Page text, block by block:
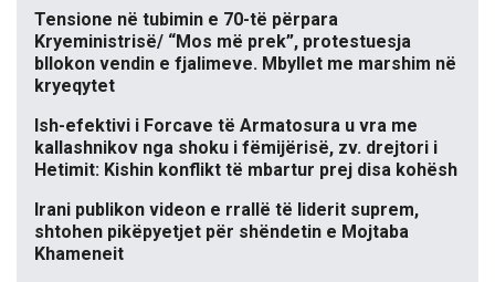
Tensione në tubimin e 70-të përpara
Kryeministrisë/ “Mos më prek”, protestuesja
bllokon vendin e fjalimeve. Mbyllet me marshim në
kryeqytet
Ish-efektivi i Forcave të Armatosura u vra me
kallashnikov nga shoku i fëmijërisë, zv. drejtori i
Hetimit: Kishin konflikt të mbartur prej disa kohësh
Irani publikon videon e rrallë të liderit suprem,
shtohen pikëpyetjet për shëndetin e Mojtaba
Khameneit